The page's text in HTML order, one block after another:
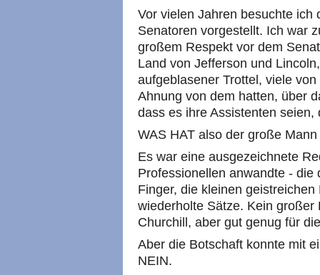
Vor vielen Jahren besuchte ich
Senatoren vorgestellt. Ich war
großem Respekt vor dem
Land von Jefferson und
aufgeblasener Trottel, viele
Ahnung von dem hatten, über
dass es ihre Assistenten
WAS HAT also der große
Es war eine ausgezeichnete
Professionellen anwandte -
Finger, die kleinen
wiederholte Sätze. Kein
Churchill, aber gut genug für
Aber die Botschaft konnte mit
NEIN.